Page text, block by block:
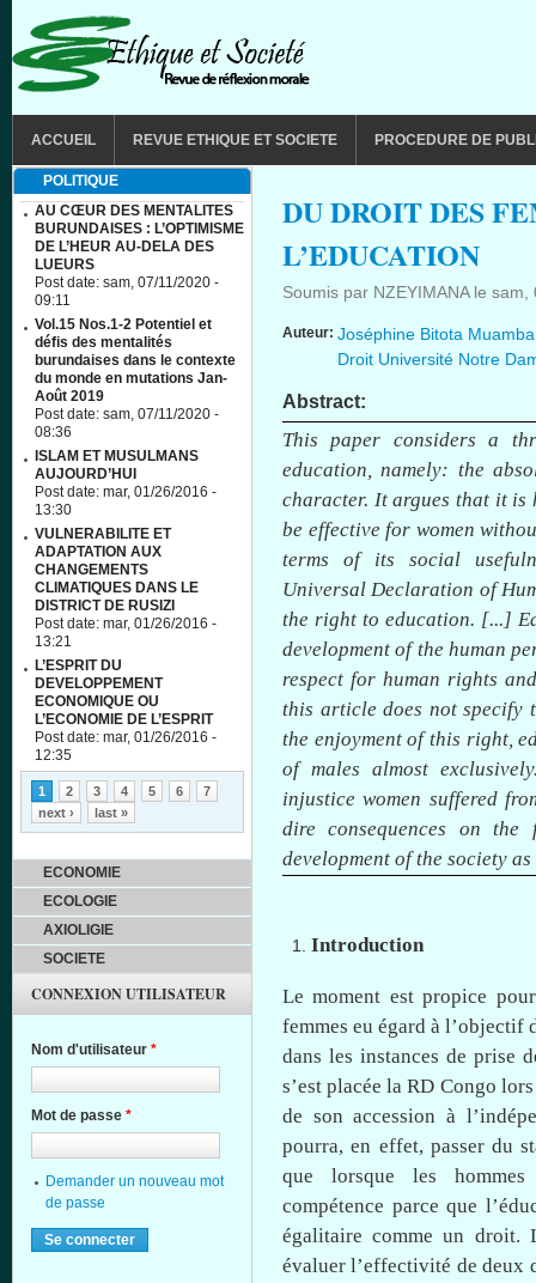
ACCUEIL REVUE ETHIQUE ET SOCIETE PROCEDURE DE
DU DROIT DES
L’EDUCATION
Soumis par NZEYIMANAle sam,
Auteur: Joséphine Bitota
Droit Université Notre
Abstract:
This paper considers a
education, namely: the
character. It argues that it
be effective for women
terms of its social
Universal Declaration of
the right to education. [...]
development of the human
respect for human rights
this article does not specify
the enjoyment of this right,
of males almost
injustice women suffered
dire consequences on
development of the society
Introduction
Le moment est propice
femmeseu égard à l’objectif
dans les instances de prise
s’est placée la RD Congo lors
de son accessionà
pourra, en effet, passer du
que
lorsque les hommes
compétence parce que
égalitaire comme un droit.
évaluer l’effectivité dedeux
POLITIQUE
AU CŒUR DES MENTALITES
BURUNDAISES : L’OPTIMISME
DE L’HEUR AU-DELA DES
LUEURS
Post date: sam, 07/11/2020 -
09:11
Vol.15 Nos.1-2 Potentiel et
défis des mentalités
burundaises dans le contexte
du monde en mutations Jan-
Août 2019
Post date: sam, 07/11/2020 -
08:36
ISLAM ET MUSULMANS
AUJOURD’HUI
Post date: mar, 01/26/2016 -
13:30
VULNERABILITE ET
ADAPTATION AUX
CHANGEMENTS
CLIMATIQUES DANS LE
DISTRICT DE RUSIZI
Post date: mar, 01/26/2016 -
13:21
L’ESPRIT DU
DEVELOPPEMENT
ECONOMIQUE OU
L’ECONOMIE DE L’ESPRIT
Post date: mar, 01/26/2016 -
12:35
Pages
1 2 3 4 5 6
7
next ›
last »
ECONOMIE
ECOLOGIE
AXIOLIGIE
SOCIETE
CONNEXION UTILISATEUR
Nom d'utilisateur *
Mot de passe *
Demander un nouveau mot
de passe